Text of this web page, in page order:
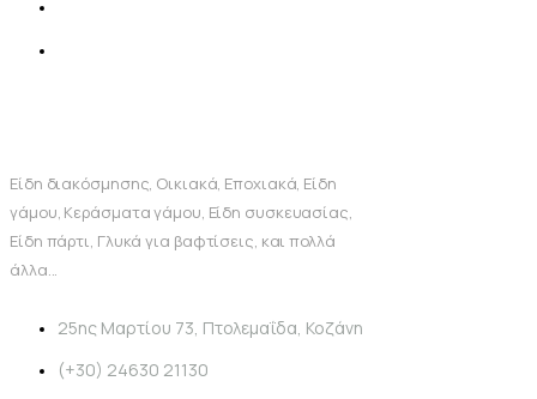
Είδη διακόσμησης, Οικιακά, Εποχιακά, Είδη
γάμου, Κεράσματα γάμου, Είδη συσκευασίας,
Είδη πάρτι, Γλυκά για βαφτίσεις, και πολλά
άλλα...
25ης Μαρτίου 73, Πτολεμαΐδα, Κοζάνη
(+30) 24630 21130